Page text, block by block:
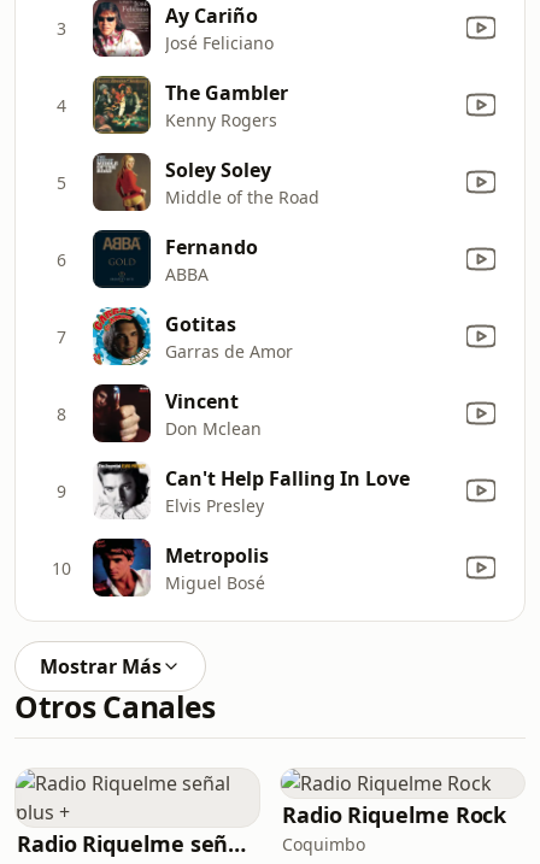
3 Ay Cariño
José Feliciano
4 The Gambler
Kenny Rogers
5 Soley Soley
Middle of the Road
6 Fernando
ABBA
7 Gotitas
Garras de Amor
8 Vincent
Don Mclean
9 Can't Help Falling In Love
Elvis Presley
10 Metropolis
Miguel Bosé
Mostrar Más
Otros Canales
Radio Riquelme señal plus +
Radio Riquelme Rock
Coquimbo